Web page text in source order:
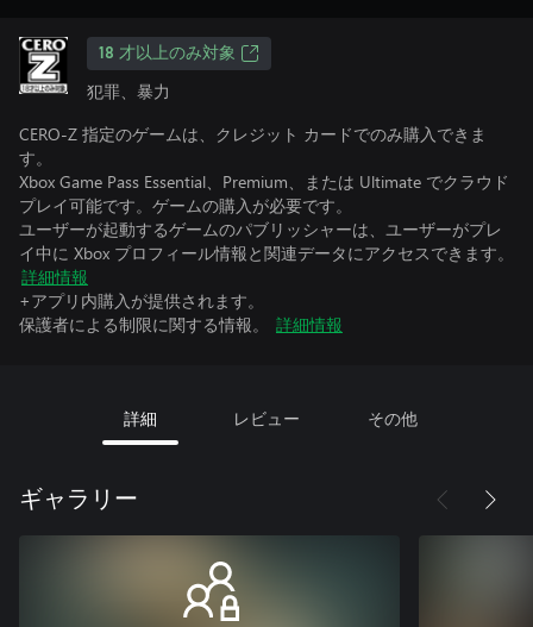
18 才以上のみ対象
犯罪、暴力
CERO-Z 指定のゲームは、クレジット カードでのみ購入できま
す。
Xbox Game Pass Essential、Premium、または Ultimate でクラウド
プレイ可能です。ゲームの購入が必要です。
ユーザーが起動するゲームのパブリッシャーは、ユーザーがプレ
イ中に Xbox プロフィール情報と関連データにアクセスできます。
詳細情報
+アプリ内購入が提供されます。
保護者による制限に関する情報。
詳細情報
詳細 レビュー その他
ギャラリー